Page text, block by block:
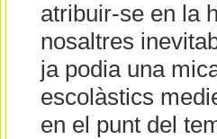
atribuir-se en la
nosaltres
ja podia una
escolàstics
en el punt del